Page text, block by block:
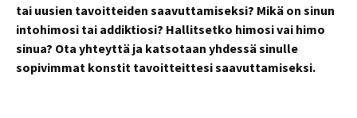
tai uusien tavoitteiden saavuttamiseksi? Mikä on sinun
intohimosi tai addiktiosi? Hallitsetko himosi vai himo
sinua? Ota yhteyttä ja katsotaan yhdessä sinulle
sopivimmat konstit tavoitteittesi saavuttamiseksi.